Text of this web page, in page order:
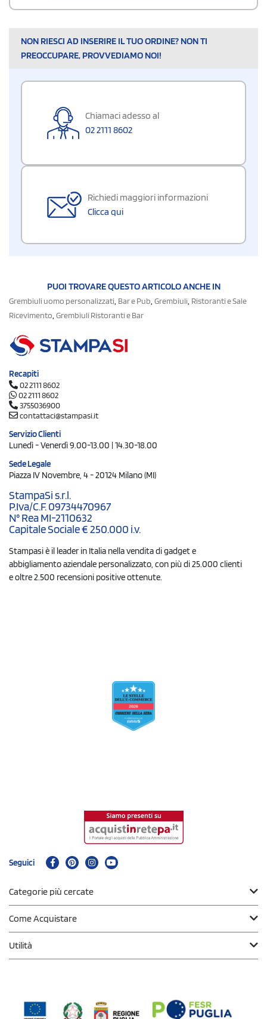
NON RIESCI AD INSERIRE IL TUO ORDINE? NON TI
PREOCCUPARE, PROVVEDIAMO NOI!
Chiamaci adesso al
02 2111 8602
Richiedi maggiori informazioni
Clicca qui
PUOI TROVARE QUESTO ARTICOLO ANCHE IN
Grembiuli uomo personalizzati, Bar e Pub, Grembiuli, Ristoranti e Sale
Ricevimento, Grembiuli Ristoranti e Bar
Recapiti
02 2111 8602
02 2111 8602
3755036900
contattaci@stampasi.it
Servizio Clienti
Lunedì - Venerdì 9.00-13.00 | 14.30-18.00
Sede Legale
Piazza IV Novembre, 4 - 20124 Milano (MI)
StampaSi s.r.l.
P.Iva/C.F. 09734470967
N° Rea MI-2110632
Capitale Sociale € 250.000 i.v.
Stampasi è il leader in Italia nella vendita di gadget e
abbigliamento aziendale personalizzato, con più di 25.000 clienti
e oltre 2.500 recensioni positive ottenute.
Seguici
Categorie più cercate
Come Acquistare
Utilità